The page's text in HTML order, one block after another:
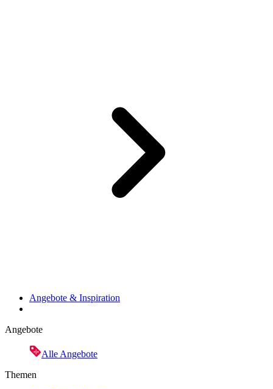
Angebote & Inspiration
Angebote
Alle Angebote
Themen